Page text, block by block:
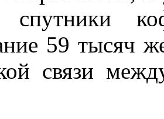
спутники
59 тысяч
связи